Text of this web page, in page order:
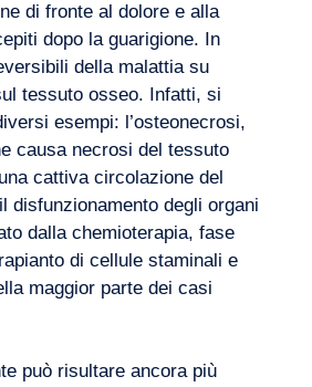
di fronte al dolore e alla
dopo la guarigione. In
della malattia su
tessuto osseo. Infatti, si
esempi: l’osteonecrosi,
causa necrosi del tessuto
cattiva circolazione del
disfunzionamento degli organi
dalla chemioterapia, fase
di cellule staminali e
maggior parte dei casi
può risultare ancora più